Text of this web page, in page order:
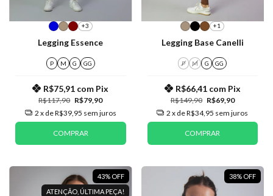
+3
Legging Essence
P M G GG
R$117,90 R$79,90
R$75,91 com Pix
2 x deR$39,95 sem juros
COMPRAR
+1
Legging Base Canelli
P M G GG
R$149,90 R$69,90
R$66,41 com Pix
2 x deR$34,95 sem juros
COMPRAR
43% OFF
ATENÇÃO, ÚLTIMA PEÇA!
38% OFF